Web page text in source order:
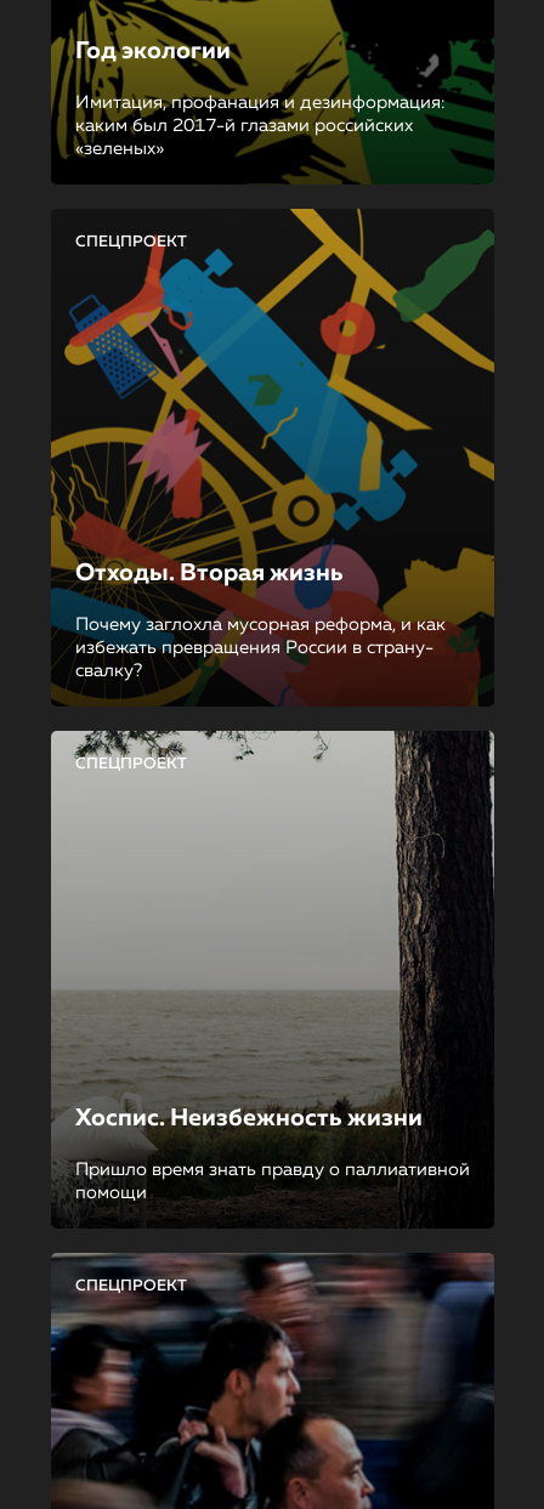
Год экологии
Имитация, профанация и дезинформация:
каким был 2017-й глазами российских
«зеленых»
СПЕЦПРОЕКТ
Отходы. Вторая жизнь
Почему заглохла мусорная реформа, и как
избежать превращения России в страну-
свалку?
СПЕЦПРОЕКТ
Хоспис. Неизбежность жизни
Пришло время знать правду о паллиативной
помощи
СПЕЦПРОЕКТ